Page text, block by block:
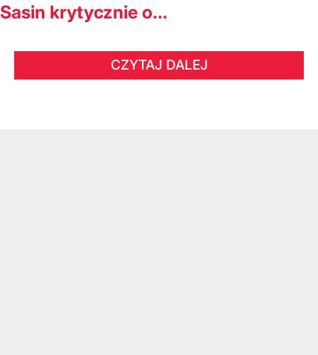
Sasin krytycznie o...
CZYTAJ DALEJ